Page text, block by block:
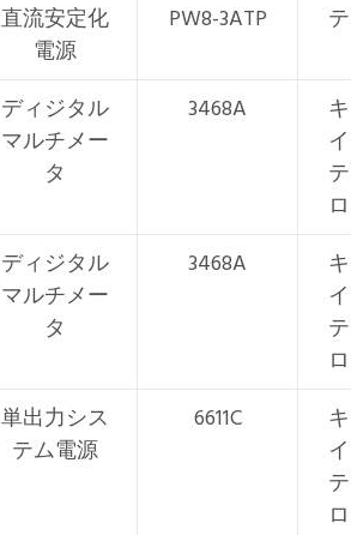
直流安定化
電源
PW8-3ATP
ディジタル
マルチメー
タ
3468A
ディジタル
マルチメー
タ
3468A
単出力シス
テム電源
6611C